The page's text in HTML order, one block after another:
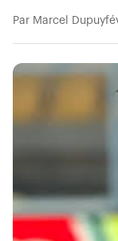
Par Marcel Dupuy